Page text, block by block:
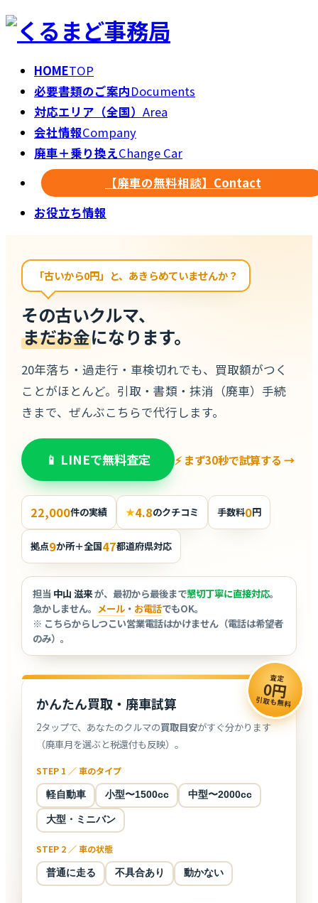
HOMETOP
必要書類のご案内Documents
対応エリア（全国） Area
会社情報Company
廃車＋乗り換えChange Car
【廃車の無料相談】 Contact
お役立ち情報
「古いから0円」と、あきらめていませんか？
その古いクルマ、
まだお金になります。
20年落ち・過走行・車検切れでも、買取額がつく
ことがほとんど。引取・書類・抹消（廃車）手続
きまで、ぜんぶこちらで代行します。
📱 LINEで無料査定 ⚡ まず30秒で試算する →
22,000件の実績 ★4.8のクチコミ 手数料0円
拠点9か所＋全国47都道府県対応
担当 中山 滋来が、最初から最後まで懇切丁寧に直接対応。
急かしません。 メール ・ お電話でもOK。
※ こちらからしつこい営業電話はかけません（電話は希望者
のみ）。
査定
0円
引取も無料
かんたん買取・廃車試算
2タップで、あなたのクルマの買取目安がすぐ分かります
（廃車月を選ぶと税還付も反映）。
STEP 1 ／ 車のタイプ
軽自動車 小型〜1500cc 中型〜2000cc
大型・ミニバン
STEP 2 ／ 車の状態
普通に走る 不具合あり 動かない